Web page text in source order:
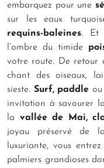
embarquez pour une
sur les eaux
requins-baleines. Et
l’ombre du timide
votre route. De
chant des oiseaux,
sieste. Surf, paddle
invitation à savourer
la vallée de Mai,
joyau préservé de
luxuriante, vous
palmiers grandioses